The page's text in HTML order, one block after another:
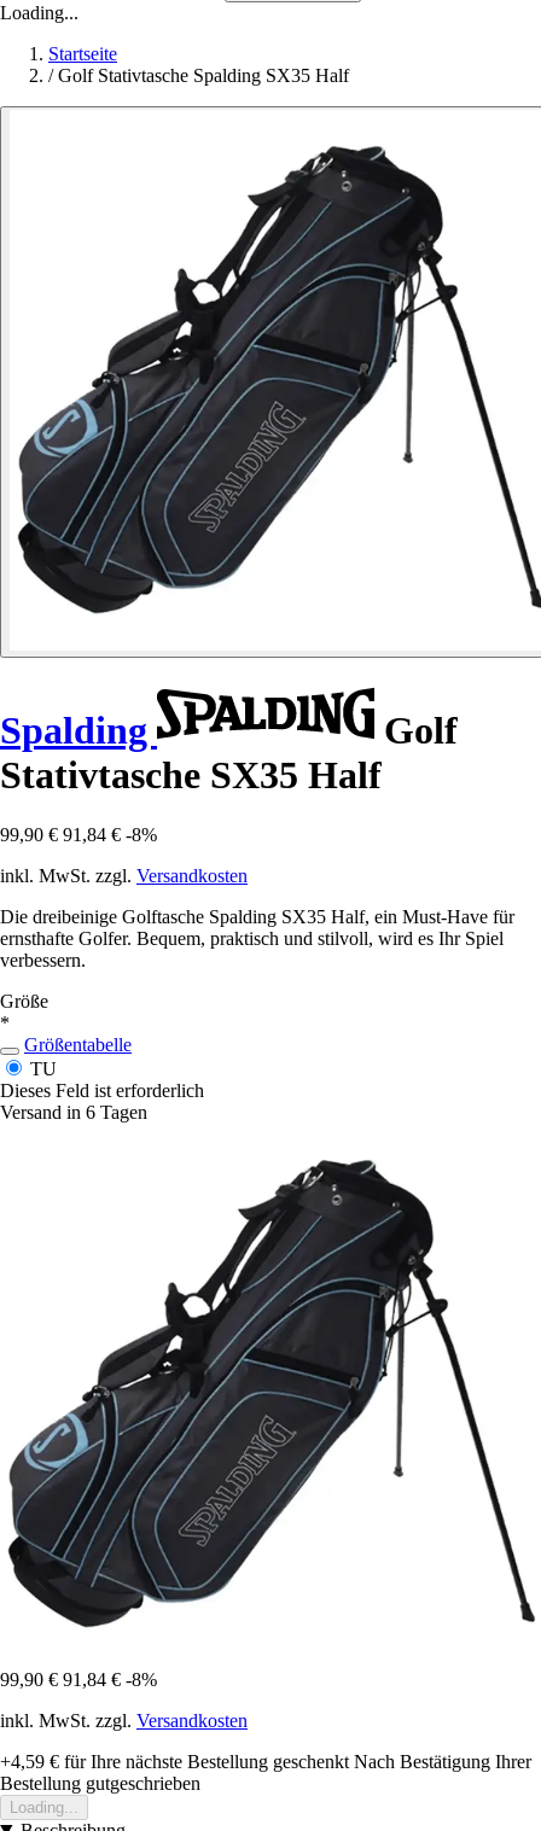
Loading...
Startseite
/ Golf Stativtasche Spalding SX35 Half
Spalding
Golf
Stativtasche SX35 Half
99,90 € 91,84 € -8%
inkl. MwSt. zzgl. Versandkosten
Die dreibeinige Golftasche Spalding SX35 Half, ein Must-Have für
ernsthafte Golfer. Bequem, praktisch und stilvoll, wird es Ihr Spiel
verbessern.
Größe
*
Größentabelle
TU
Dieses Feld ist erforderlich
Versand in 6 Tagen
99,90 € 91,84 € -8%
inkl. MwSt. zzgl. Versandkosten
+4,59 € für Ihre nächste Bestellung geschenkt Nach Bestätigung Ihrer
Bestellung gutgeschrieben
Loading...